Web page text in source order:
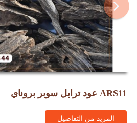
عود ترابل سوبر بروناي ARS11
المزيد من التفاصيل